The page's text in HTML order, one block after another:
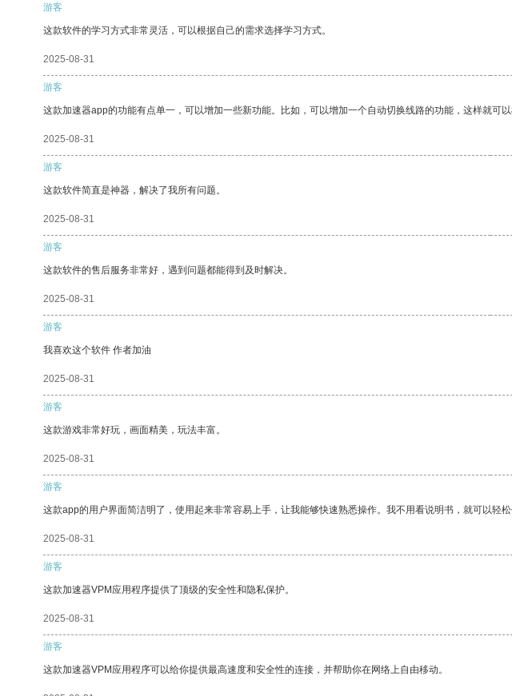
游客
这款软件的学习方式非常灵活，可以根据自己的需求选择学习方式。
2025-08-31
游客
这款加速器app的功能有点单一，可以增加一些新功能。比如，可以增加一个自动切换线路的功能，这样就可
2025-08-31
游客
这款软件简直是神器，解决了我所有问题。
2025-08-31
游客
这款软件的售后服务非常好，遇到问题都能得到及时解决。
2025-08-31
游客
我喜欢这个软件 作者加油
2025-08-31
游客
这款游戏非常好玩，画面精美，玩法丰富。
2025-08-31
游客
这款app的用户界面简洁明了，使用起来非常容易上手，让我能够快速熟悉操作。我不用看说明书，就可以轻松
2025-08-31
游客
这款加速器VPM应用程序提供了顶级的安全性和隐私保护。
2025-08-31
游客
这款加速器VPM应用程序可以给你提供最高速度和安全性的连接，并帮助你在网络上自由移动。